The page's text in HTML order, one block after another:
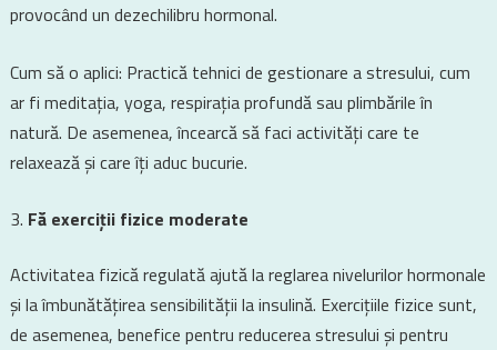
provocând un dezechilibru hormonal.
Cum să o aplici: Practică tehnici de gestionare a stresului, cum
ar fi meditația, yoga, respirația profundă sau plimbările în
natură. De asemenea, încearcă să faci activități care te
relaxează și care îți aduc bucurie.
Fă exerciții fizice moderate
Activitatea fizică regulată ajută la reglarea nivelurilor hormonale
și la îmbunătățirea sensibilității la insulină. Exercițiile fizice sunt,
de asemenea, benefice pentru reducerea stresului și pentru